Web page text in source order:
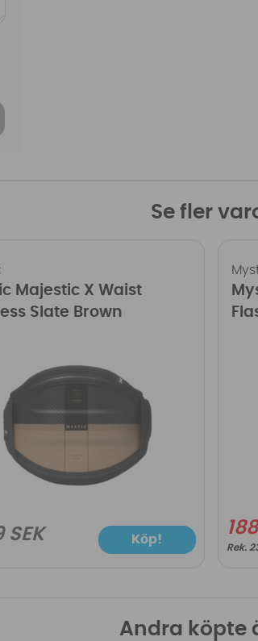
Se fler
Majestic X Waist
Slate Brown
SEK Köp!
Andra köpte